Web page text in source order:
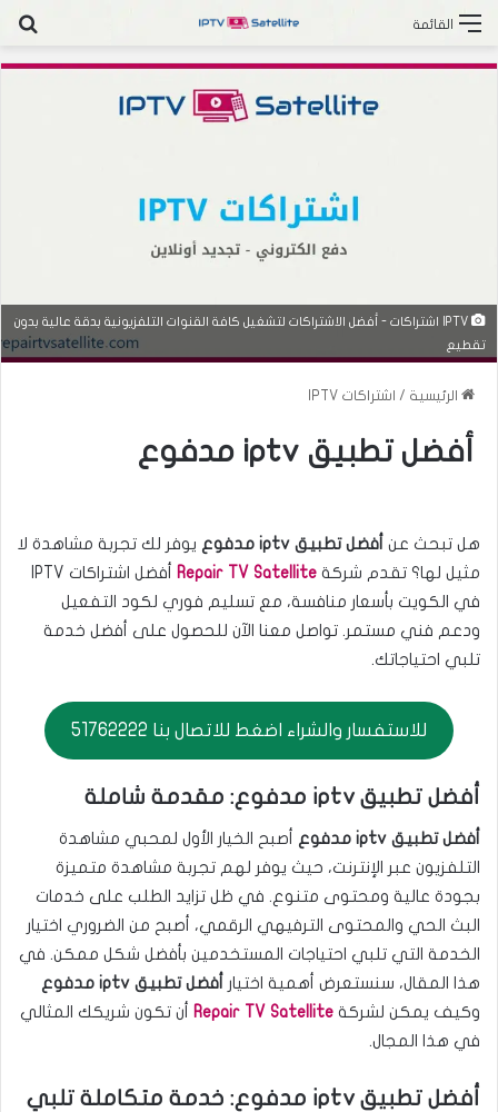
القائمة
IPTV اشتراكات - أفضل الاشتراكات لتشغيل كافة القنوات التلفزيونية بدقة عالية بدون
تقطيع
الرئيسية / اشتراكات IPTV
أفضل تطبيق iptv مدفوع
هل تبحث عن أفضل تطبيق iptv مدفوع
يوفر لك تجربة مشاهدة لا
مثيل لها؟ تقدم شركة Repair TV Satellite
أفضل اشتراكات IPTV
في الكويت بأسعار منافسة، مع تسليم فوري لكود التفعيل
ودعم فني مستمر. تواصل معنا الآن للحصول على أفضل خدمة
تلبي احتياجاتك.
للاستفسار والشراء اضغط للاتصال بنا 51762222
أفضل تطبيق iptv مدفوع: مقدمة شاملة
أفضل تطبيق iptv مدفوع
أصبح الخيار الأول لمحبي مشاهدة
التلفزيون عبر الإنترنت، حيث يوفر لهم تجربة مشاهدة متميزة
بجودة عالية ومحتوى متنوع. في ظل تزايد الطلب على خدمات
البث الحي والمحتوى الترفيهي الرقمي، أصبح من الضروري اختيار
الخدمة التي تلبي احتياجات المستخدمين بأفضل شكل ممكن. في
هذا المقال، سنستعرض أهمية اختيار أفضل تطبيق iptv مدفوع
وكيف يمكن لشركة Repair TV Satellite
أن تكون شريكك المثالي
في هذا المجال.
أفضل تطبيق iptv مدفوع: خدمة متكاملة تلبي